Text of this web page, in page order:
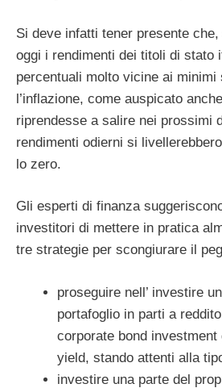
Si deve infatti tener presente
oggi i rendimenti dei titoli di stato
percentuali molto vicine ai minimi
l’inflazione, come auspicato
riprendesse a salire nei prossimi
rendimenti odierni si
lo zero.
Gli esperti di finanza
investitori di mettere in pratica
tre strategie per scongiurare il
proseguire nell’ investire
portafoglio in parti a
corporate bond investment
yield, stando attenti alla
investire una parte del